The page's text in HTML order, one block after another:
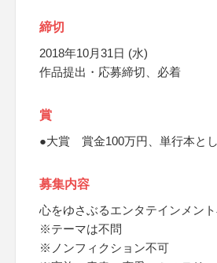
締切
2018年10月31日 (水)
作品提出・応募締切、必着
賞
●大賞 賞金100万円、単行本と
募集内容
心をゆさぶるエンタテインメン
※テーマは不問
※ノンフィクション不可